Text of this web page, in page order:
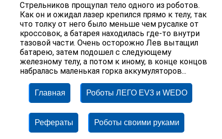
Стрельников прощупал тело одного из роботов.
Как он и ожидал лазер крепился прямо к телу, так
что толку от него было меньше чем русалке от
кроссовок, а батарея находилась где-то внутри
тазовой части. Очень осторожно Лев вытащил
батарею, затем подошел с следующему
железному телу, а потом к иному, в конце концов
набралась маленькая горка аккумуляторов...
Главная Роботы ЛЕГО EV3 и WEDO
Рефераты Роботы своими руками